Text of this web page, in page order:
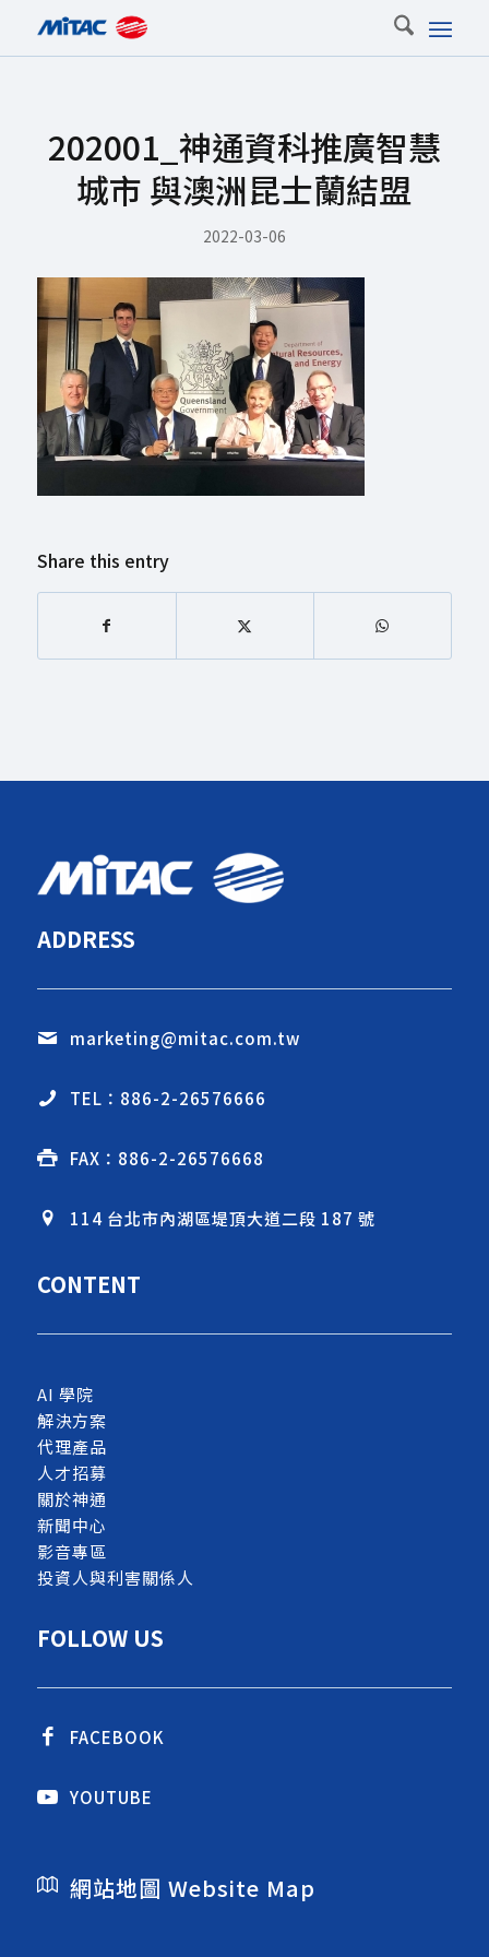
202001_神通資科推廣智慧
城市 與澳洲昆士蘭結盟
2022-03-06
Share this entry
ADDRESS
marketing@mitac.com.tw
TEL：886-2-26576666
FAX：886-2-26576668
114 台北市內湖區堤頂大道二段 187 號
CONTENT
AI 學院
解決方案
代理產品
人才招募
關於神通
新聞中心
影音專區
投資人與利害關係人
FOLLOW US
FACEBOOK
YOUTUBE
網站地圖 Website Map